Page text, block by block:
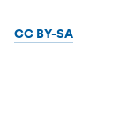
CC BY-SA